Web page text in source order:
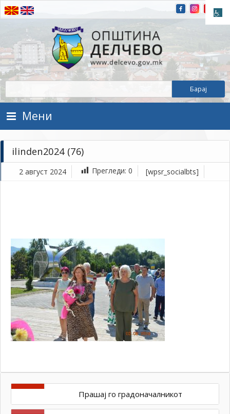
Прескокнете на содржината
Општина Делчево
Општина Делчево
Мени
ilinden2024 (76)
2 август 2024 Прегледи: 0 [wpsr_socialbts]
Прашај го градоначалникот